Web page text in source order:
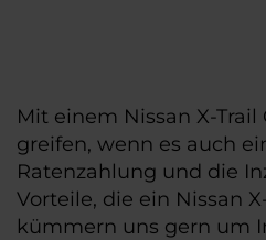
Mit einem Nissan X-
greifen, wenn es auch
Ratenzahlung und die
Vorteile, die ein Nissan
kümmern uns gern um